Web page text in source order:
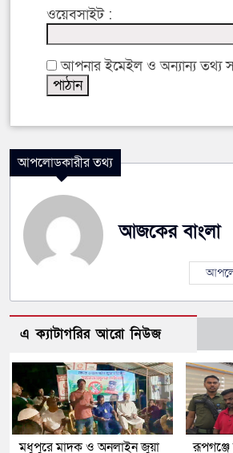
ওয়েবসাইট :
আপনার ইমেইল ও অন্যান্য তথ্য
আপলোডকারীর তথ্য
আজকের বাংলা
এ ক্যাটাগরির আরো নিউজ
মধুপুরে মাদক ও অনলাইন জুয়া